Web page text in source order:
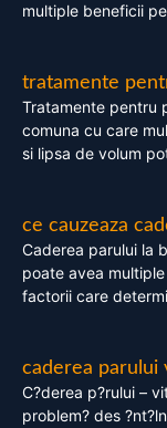
multiple beneficii
tratamente
Tratamente pentru
comuna cu care
si lipsa de volum
ce cauzeaza
Caderea parului la
poate avea
factorii care
caderea parului
C?derea p?rului –
problem? des